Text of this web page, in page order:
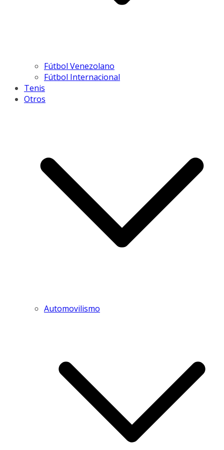
Fútbol Venezolano
Fútbol Internacional
Tenis
Otros
Automovilismo